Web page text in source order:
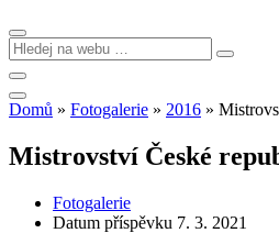
Domů » Fotogalerie » 2016 »
Mistrovství České
Fotogalerie
Datum příspěvku 7. 3. 2021